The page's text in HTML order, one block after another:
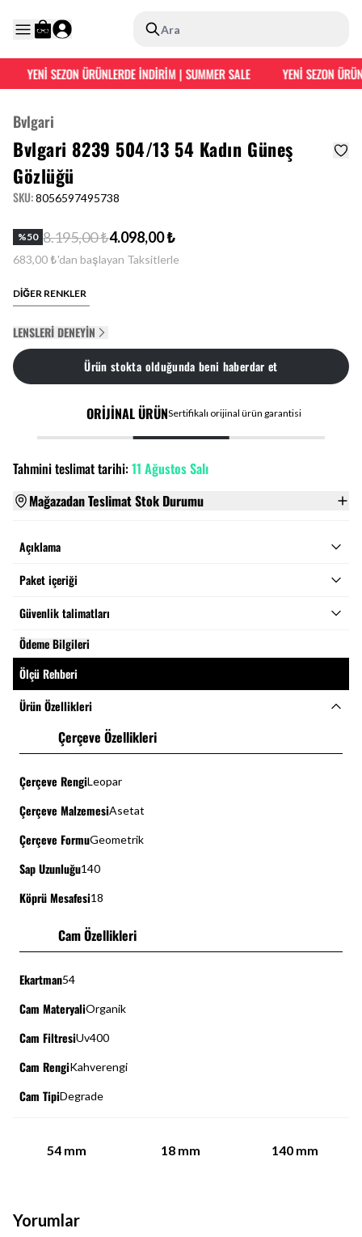
Ara
YENİ SEZON ÜRÜNLERDE İNDİRİM | SUMMER SALE YENİ SEZON
Bvlgari
Bvlgari 8239 504/13 54 Kadın Güneş
Gözlüğü
SKU:8056597495738
%50 8.195,00 ₺4.098,00 ₺
683,00 ₺'dan başlayan Taksitlerle
DİĞER RENKLER
LENSLERI DENEYIN
Ürün stokta olduğunda beni haberdar et
ORİJİNAL ÜRÜNSertifikalı orijinal ürün garantisi
Tahmini teslimat tarihi:11 Ağustos Salı
Mağazadan Teslimat Stok Durumu
Açıklama
Paket içeriği
Güvenlik talimatları
Ödeme Bilgileri
Ölçü Rehberi
Ürün Özellikleri
Çerçeve Özellikleri
Çerçeve RengiLeopar
Çerçeve MalzemesiAsetat
Çerçeve FormuGeometrik
Sap Uzunluğu140
Köprü Mesafesi18
Cam Özellikleri
Ekartman54
Cam MateryaliOrganik
Cam FiltresiUv400
Cam RengiKahverengi
Cam TipiDegrade
54 mm 18 mm 140 mm
Yorumlar